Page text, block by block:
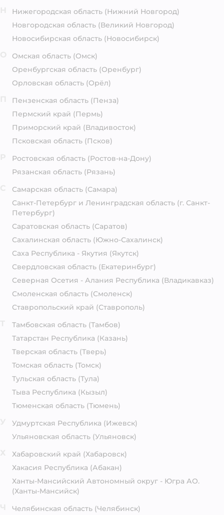
Нижегородская область (Нижний Новгород)
Новгородская область (Великий Новгород)
Новосибирская область (Новосибирск)
Омская область (Омск)
Оренбургская область (Оренбург)
Орловская область (Орёл)
Пензенская область (Пенза)
Пермский край (Пермь)
Приморский край (Владивосток)
Псковская область (Псков)
Ростовская область (Ростов-на-Дону)
Рязанская область (Рязань)
Самарская область (Самара)
Санкт-Петербург и Ленинградская область (г. Санкт-
Петербург)
Саратовская область (Саратов)
Сахалинская область (Южно-Сахалинск)
Саха Республика - Якутия (Якутск)
Свердловская область (Екатеринбург)
Северная Осетия - Алания Республика (Владикавказ)
Смоленская область (Смоленск)
Ставропольский край (Ставрополь)
Тамбовская область (Тамбов)
Татарстан Республика (Казань)
Тверская область (Тверь)
Томская область (Томск)
Тульская область (Тула)
Тыва Республика (Кызыл)
Тюменская область (Тюмень)
Удмуртская Республика (Ижевск)
Ульяновская область (Ульяновск)
Хабаровский край (Хабаровск)
Хакасия Республика (Абакан)
Ханты-Мансийский Автономный округ - Югра АО.
(Ханты-Мансийск)
Челябинская область (Челябинск)